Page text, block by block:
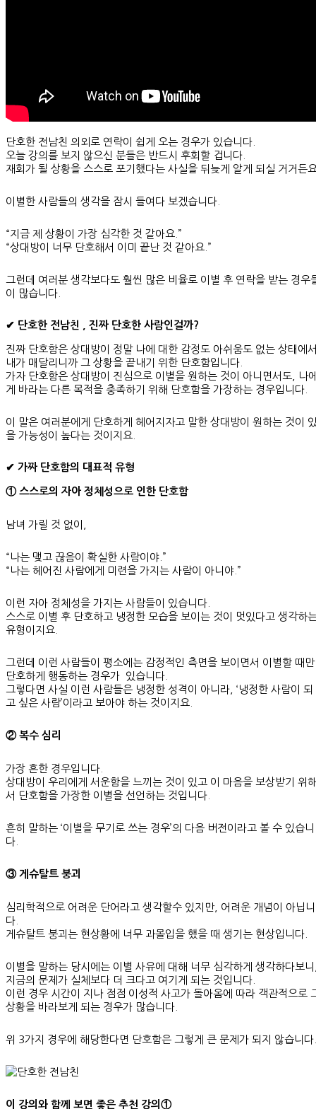
단호한 전남친 의외로 연락이 쉽게 오는 경우가 있습니다.
오늘 강의를 보지 않으신 분들은 반드시 후회할 겁니다.
재회가 될 상황을 스스로 포기했다는 사실을 뒤늦게 알게 되실 거거든
이별한 사람들의 생각을 잠시 들여다 보겠습니다.
“지금 제 상황이 가장 심각한 것 같아요.”
“상대방이 너무 단호해서 이미 끝난 것 같아요.”
그런데 여러분 생각보다도 훨씬 많은 비율로 이별 후 연락을 받는 경우
이 많습니다.
✔ 단호한 전남친 , 진짜 단호한 사람인걸까?
진짜 단호함은 상대방이 정말 나에 대한 감정도 아쉬움도 없는 상태에
내가 매달리니까 그 상황을 끝내기 위한 단호함입니다.
가자 단호함은 상대방이 진심으로 이별을 원하는 것이 아니면서도, 나
게 바라는 다른 목적을 충족하기 위해 단호함을 가장하는 경우입니다.
이 말은 여러분에게 단호하게 헤어지자고 말한 상대방이 원하는 것이
을 가능성이 높다는 것이지요.
✔ 가짜 단호함의 대표적 유형
① 스스로의 자아 정체성으로 인한 단호함
남녀 가릴 것 없이,
“나는 맺고 끊음이 확실한 사람이야.”
“나는 헤어진 사람에게 미련을 가지는 사람이 아니야.”
이런 자아 정체성을 가지는 사람들이 있습니다.
스스로 이별 후 단호하고 냉정한 모습을 보이는 것이 멋있다고 생각하
유형이지요.
그런데 이런 사람들이 평소에는 감정적인 측면을 보이면서 이별할 때만
단호하게 행동하는 경우가 있습니다.
그렇다면 사실 이런 사람들은 냉정한 성격이 아니라, ‘냉정한 사람이 되
고 싶은 사람’이라고 보아야 하는 것이지요.
② 복수 심리
가장 흔한 경우입니다.
상대방이 우리에게 서운함을 느끼는 것이 있고 이 마음을 보상받기 위
서 단호함을 가장한 이별을 선언하는 것입니다.
흔히 말하는 ‘이별을 무기로 쓰는 경우’의 다음 버전이라고 볼 수 있습니
다.
③ 게슈탈트 붕괴
심리학적으로 어려운 단어라고 생각할수 있지만, 어려운 개념이 아닙니
다.
게슈탈트 붕괴는 현상황에 너무 과몰입을 했을 때 생기는 현상입니다.
이별을 말하는 당시에는 이별 사유에 대해 너무 심각하게 생각하다보
지금의 문제가 실체보다 더 크다고 여기게 되는 것입니다.
이런 경우 시간이 지나 점점 이성적 사고가 돌아옴에 따라 객관적으로
상황을 바라보게 되는 경우가 많습니다.
위 3가지 경우에 해당한다면 단호함은 그렇게 큰 문제가 되지 않습니다.
이 강의와 함께 보면 좋은 추천 강의①